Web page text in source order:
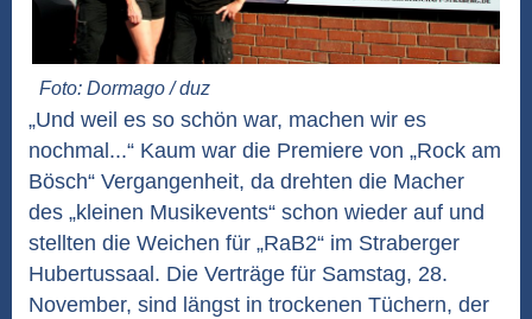
Foto: Dormago / duz
„Und weil es so schön war, machen wir es
nochmal...“ Kaum war die Premiere von „Rock am
Bösch“ Vergangenheit, da drehten die Macher
des „kleinen Musikevents“ schon wieder auf und
stellten die Weichen für „RaB2“ im Straberger
Hubertussaal. Die Verträge für Samstag, 28.
November, sind längst in trockenen Tüchern, der